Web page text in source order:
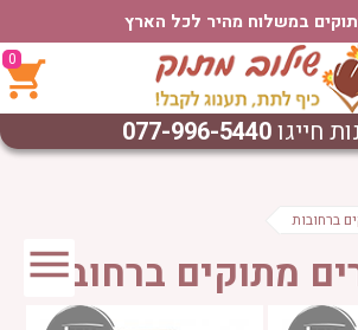
במשלוח מהיר לכל הארץ
0
חייגו077-996-5440
ברחובות
מתוקים ברחובות